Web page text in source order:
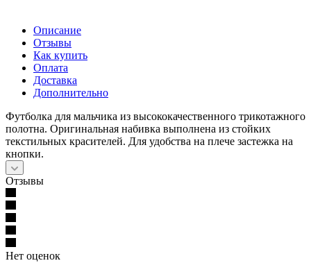
Описание
Отзывы
Как купить
Оплата
Доставка
Дополнительно
Футболка для мальчика из высококачественного трикотажного
полотна. Оригинальная набивка выполнена из стойких
текстильных красителей. Для удобства на плече застежка на
кнопки.
Отзывы
Нет оценок